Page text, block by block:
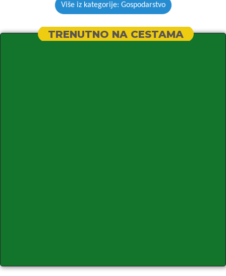
Više iz kategorije: Gospodarstvo
TRENUTNO NA CESTAMA